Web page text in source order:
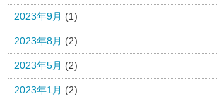
2023年9月 (1)
2023年8月 (2)
2023年5月 (2)
2023年1月 (2)